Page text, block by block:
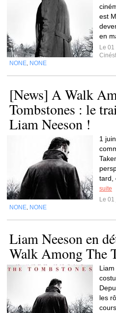
est
en
Le
NONE NONE
[News] A Walk
Tombstones : le
Liam Neeson !
1
tard,
suite
Le
NONE NONE
Liam Neeson en
Walk Among The
les